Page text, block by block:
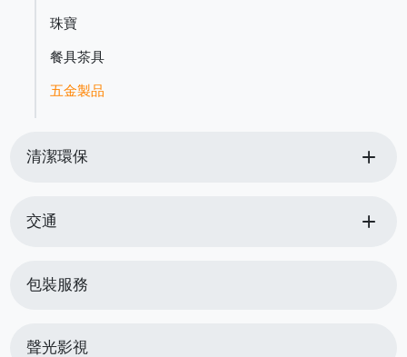
珠寶
餐具茶具
五金製品
清潔環保 add
交通 add
包裝服務
聲光影視